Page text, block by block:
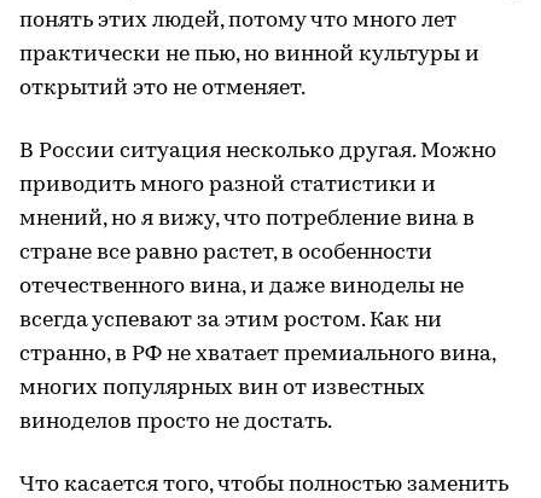
понять этих людей, потому что много лет
практически не пью, но винной культуры и
открытий это не отменяет.
В России ситуация несколько другая. Можно
приводить много разной статистики и
мнений, но я вижу, что потребление вина в
стране все равно растет, в особенности
отечественного вина, и даже виноделы не
всегда успевают за этим ростом. Как ни
странно, в РФ не хватает премиального вина,
многих популярных вин от известных
виноделов просто не достать.
Что касается того, чтобы полностью заменить